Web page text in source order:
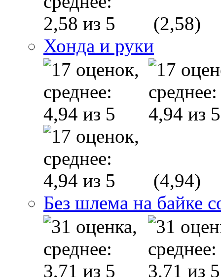
(2,58)
Хонда и руки
(4,94)
Без шлема на байке